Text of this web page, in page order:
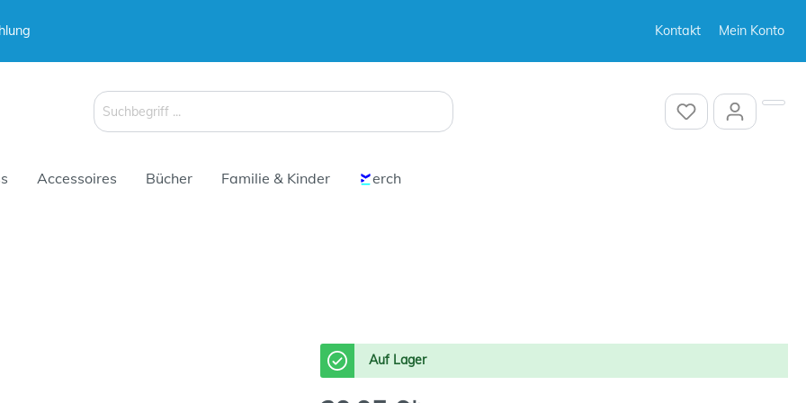
Kontakt Mein Konto
Accessoires Bücher Familie & Kinder erch
Auf Lager
Schirme
Schirme